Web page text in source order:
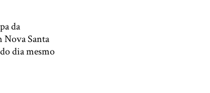
da
Nova Santa
dia mesmo